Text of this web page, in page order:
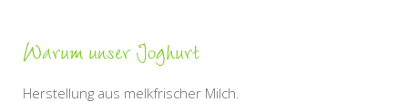
Warumunser Joghurt
Herstellung aus melkfrischer Milch.